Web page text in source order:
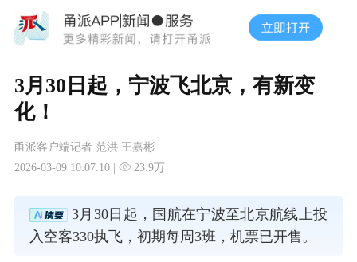
3月30日起，宁波飞北京，有新变
化！
甬派客户端记者 范洪 王嘉彬
2026-03-09 10:07:10 |
23.9万
3月30日起，国航在宁波至北京航线上投
入空客330执飞，初期每周3班，机票已开售。